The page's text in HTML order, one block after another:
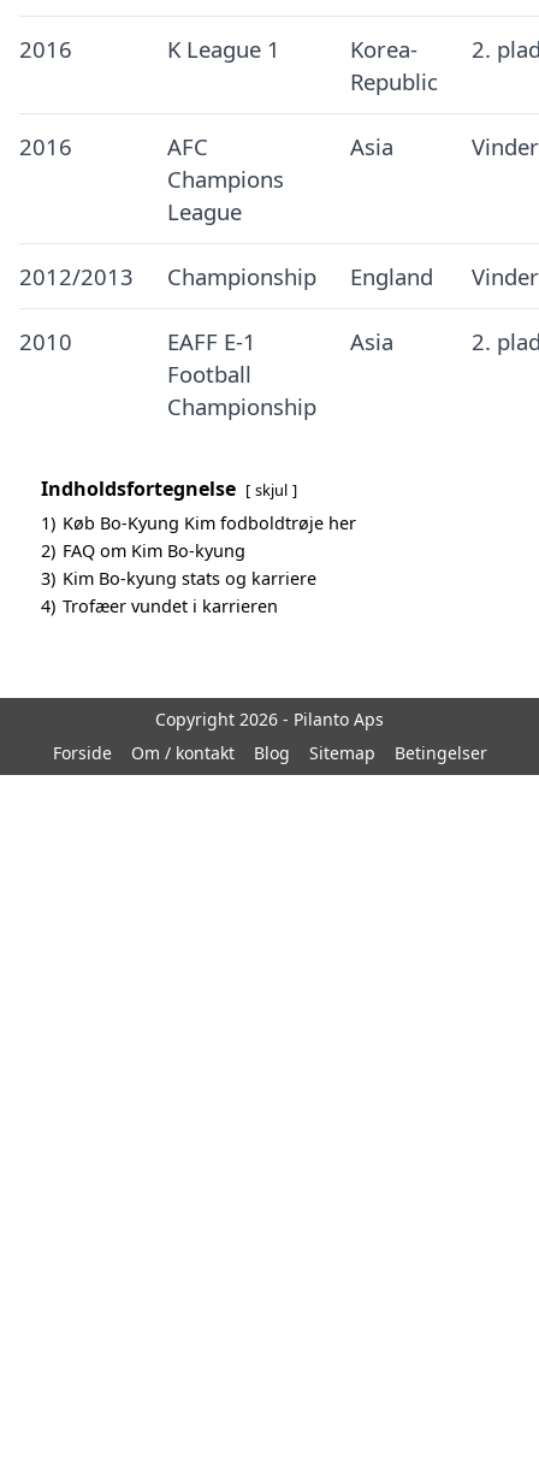
2016 K League 1
Korea-
Republic
2.
2016
AFC
Champions
League
Asia Vinder
2012/2013 Championship England Vinder
2010
EAFF E-1
Football
Championship
Asia 2.
Indholdsfortegnelse skjul
1) Køb Bo-Kyung Kim fodboldtrøje her
2) FAQ om Kim Bo-kyung
3) Kim Bo-kyung stats og karriere
4) Trofæer vundet i karrieren
Copyright 2026 - Pilanto Aps
Forside
Om / kontakt Blog Sitemap Betingelser